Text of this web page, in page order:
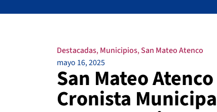
Destacadas,Municipios,San Mateo Atenco
mayo 16, 2025
San Mateo
Cronista